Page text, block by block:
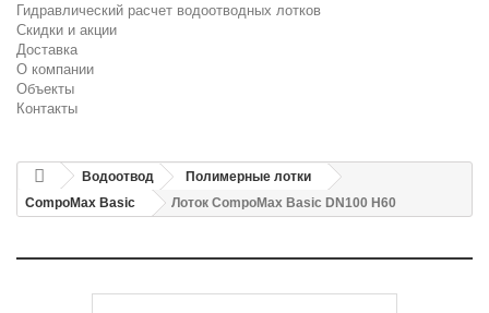
Гидравлический расчет водоотводных лотков
Скидки и акции
Доставка
О компании
Объекты
Контакты
Водоотвод
Полимерные лотки
CompoMax Basic
Лоток CompoMax Basic DN100 H60